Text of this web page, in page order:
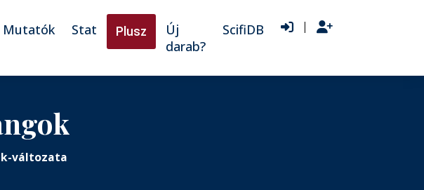
Mutatók Stat Plusz
Új
darab?
ScifiDB |
változata